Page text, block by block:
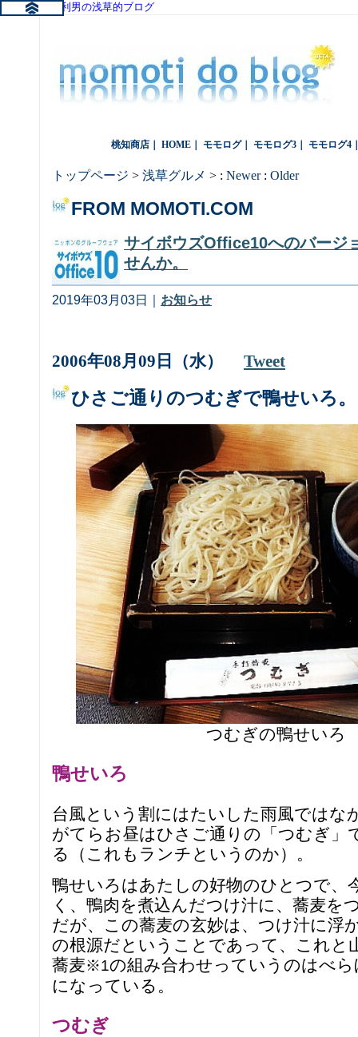
桃知利男の浅草的ブログ
桃知商店｜ HOME｜ モモログ｜ モモログ3｜ モモログ4
トップページ > 浅草グルメ > : Newer: Older
FROM MOMOTI.COM
サイボウズOffice10へのバージ
せんか。
2019年03月03日｜ お知らせ
2006年08月09日（水） Tweet
ひさご通りのつむぎで鴨せいろ
つむぎの鴨せいろ
鴨せいろ
台風という割にはたいした雨風ではな
がてらお昼はひさご通りの「つむぎ」
る（これもランチというのか）。
鴨せいろはあたしの好物のひとつで、
く、鴨肉を煮込んだつけ汁に、蕎麦を
だが、この蕎麦の玄妙は、つけ汁に浮
の根源だということであって、これと
蕎麦※1の組み合わせっていうのはべ
になっている。
つむぎ